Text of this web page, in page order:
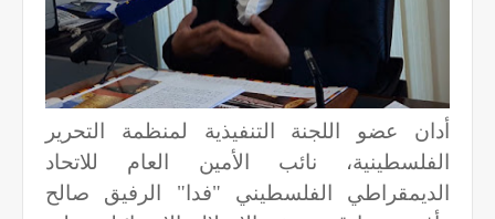
أدان عضو اللجنة التنفيذية لمنظمة التحرير
الفلسطينية، نائب الأمين العام للاتحاد
الديمقراطي الفلسطيني "فدا" الرفيق صالح